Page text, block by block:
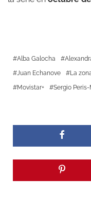
Alba Galocha
Juan Echanove
La
Movistar+
Sergio